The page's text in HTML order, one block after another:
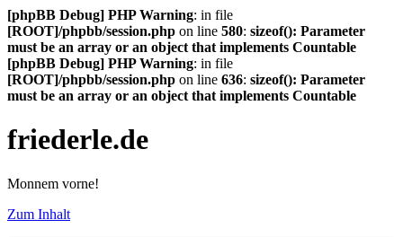
[phpBB Debug] PHP Warning: in file
[ROOT]/phpbb/session.php on line 580: sizeof(): Parameter
must be an array or an object that implements Countable
[phpBB Debug] PHP Warning: in file
[ROOT]/phpbb/session.php on line 636: sizeof(): Parameter
must be an array or an object that implements Countable
friederle.de
Monnem vorne!
Zum Inhalt